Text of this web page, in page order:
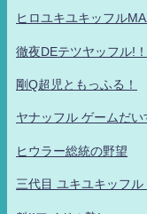
ヒロユキユキッフル
徹夜DEテツヤッフル!
剛Q超児ともっふる！
ヤナッフル ゲームだい
ヒウラー総統の野望
三代目 ユキユキッフ